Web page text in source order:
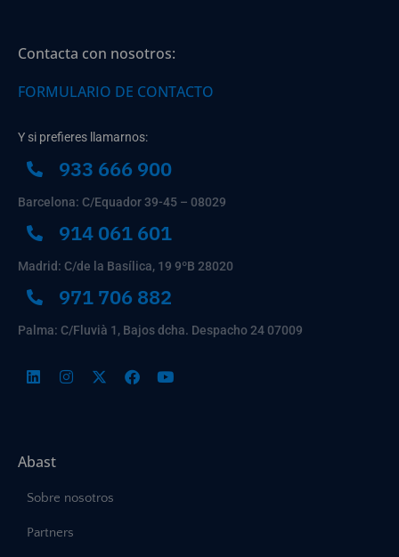
Contacta con nosotros:
FORMULARIO DE CONTACTO
Y si prefieres llamarnos:
933 666 900
Barcelona: C/Equador 39-45 – 08029
914 061 601
Madrid: C/de la Basílica, 19 9ºB 28020
971 706 882
Palma: C/Fluvià 1, Bajos dcha. Despacho 24 07009
Abast
Sobre nosotros
Partners